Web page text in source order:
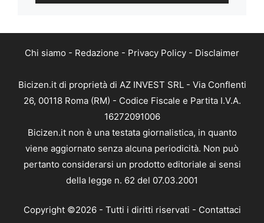
Chi siamo - Redazione - Privacy Policy - Disclaimer
Bicizen.it di proprietà di AZ INVEST SRL - Via Conflenti
26, 00118 Roma (RM) - Codice Fiscale e Partita I.V.A.
16272091006
Bicizen.it non è una testata giornalistica, in quanto
viene aggiornato senza alcuna periodicità. Non può
pertanto considerarsi un prodotto editoriale ai sensi
della legge n. 62 del 07.03.2001
Copyright ©2026 - Tutti i diritti riservati - Contattaci